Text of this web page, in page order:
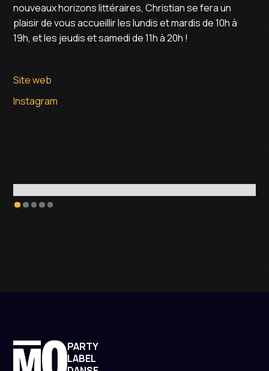
nouveaux horizons littéraires, Christian se fera un
plaisir de vous accueillir les lundis et mardis de 10h à
19h, et les jeudis et samedi de 11h à 20h !
Site web
Instagram
PARTY
LABEL